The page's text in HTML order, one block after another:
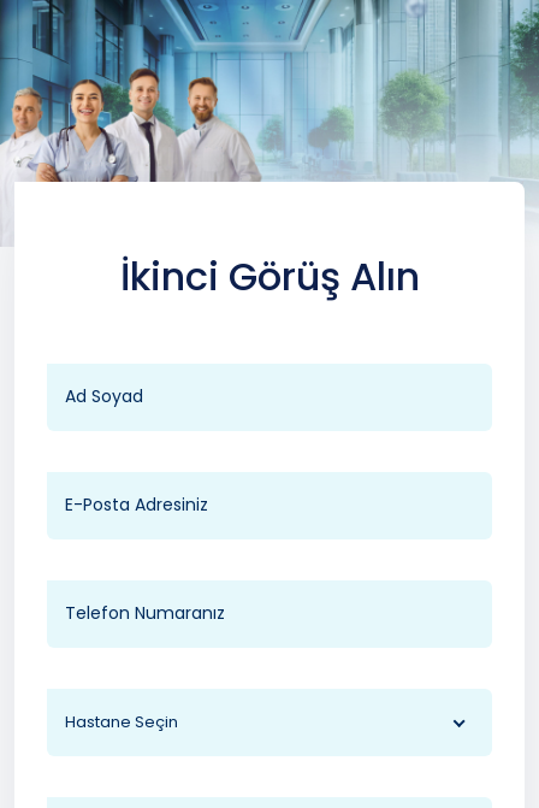
İkinci Görüş Alın
Hastane Seçin